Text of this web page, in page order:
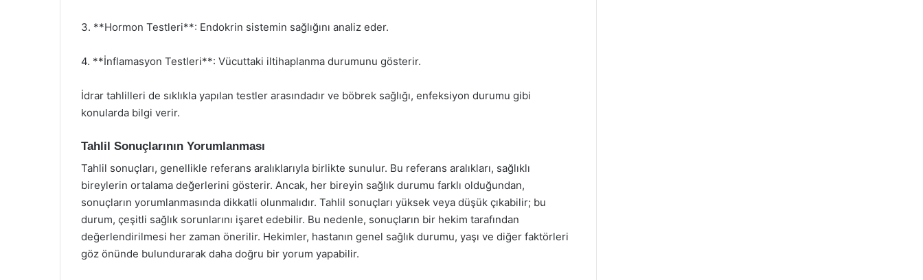
3. **Hormon Testleri**: Endokrin sistemin sağlığını analiz eder.
4. **İnflamasyon Testleri**: Vücuttaki iltihaplanma durumunu gösterir.
İdrar tahlilleri de sıklıkla yapılan testler arasındadır ve böbrek sağlığı, enfeksiyon durumu gibi
konularda bilgi verir.
Tahlil Sonuçlarının Yorumlanması
Tahlil sonuçları, genellikle referans aralıklarıyla birlikte sunulur. Bu referans aralıkları, sağlıklı
bireylerin ortalama değerlerini gösterir. Ancak, her bireyin sağlık durumu farklı olduğundan,
sonuçların yorumlanmasında dikkatli olunmalıdır. Tahlil sonuçları yüksek veya düşük çıkabilir; bu
durum, çeşitli sağlık sorunlarını işaret edebilir. Bu nedenle, sonuçların bir hekim tarafından
değerlendirilmesi her zaman önerilir. Hekimler, hastanın genel sağlık durumu, yaşı ve diğer faktörleri
göz önünde bulundurarak daha doğru bir yorum yapabilir.